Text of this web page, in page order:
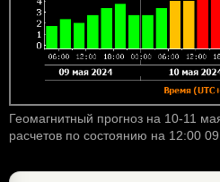
Геомагнитный прогноз на 10-11
расчетов по состоянию на 12:00